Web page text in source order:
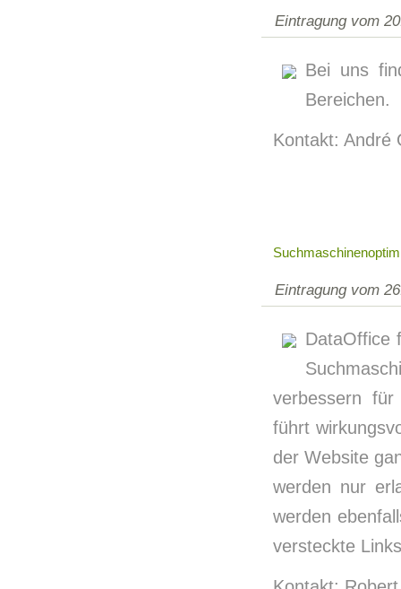
Eintragung vom
Bei uns
Bereichen.
Kontakt: André
Eintragung vom
DataOffice
verbessern
führt
der Website
werden nur
werden
versteckte